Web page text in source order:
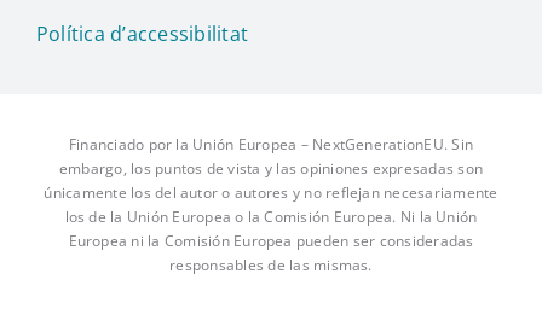
Política d’accessibilitat
Financiado por la Unión Europea – NextGenerationEU. Sin
embargo, los puntos de vista y las opiniones expresadas son
únicamente los del autor o autores y no reflejan necesariamente
los de la Unión Europea o la Comisión Europea. Ni la Unión
Europea ni la Comisión Europea pueden ser consideradas
responsables de las mismas.